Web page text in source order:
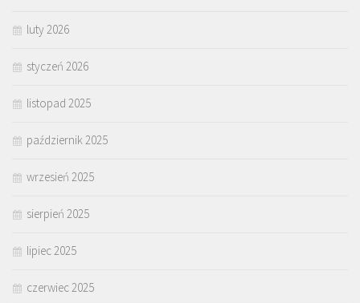
luty 2026
styczeń 2026
listopad 2025
październik 2025
wrzesień 2025
sierpień 2025
lipiec 2025
czerwiec 2025